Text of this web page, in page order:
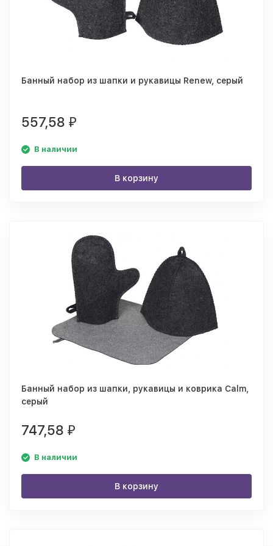
Банный набор из шапки и рукавицы Renew, серый
557,58 ₽
В наличии
В корзину
Банный набор из шапки, рукавицы и коврика Calm,
серый
747,58 ₽
В наличии
В корзину